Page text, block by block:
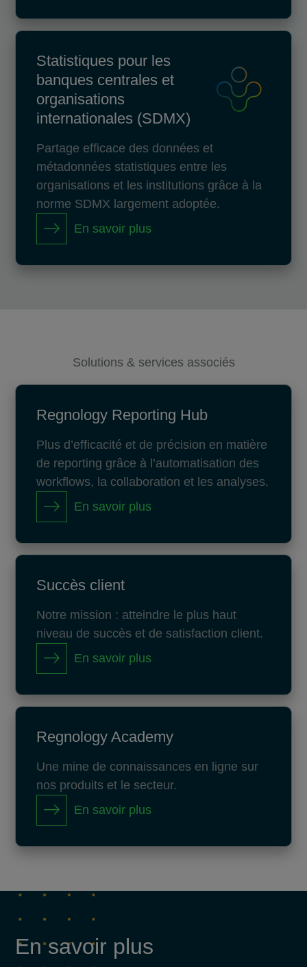
Statistiques pour les
banques centrales et
organisations
internationales (SDMX)
Partage efficace des données et
métadonnées statistiques entre les
organisations et les institutions grâce à la
norme SDMX largement adoptée.
En savoir plus
Solutions & services associés
Regnology Reporting Hub
Plus d’efficacité et de précision en matière
de reporting grâce à l’automatisation des
workflows, la collaboration et les analyses.
En savoir plus
Succès client
Notre mission : atteindre le plus haut
niveau de succès et de satisfaction client.
En savoir plus
Regnology Academy
Une mine de connaissances en ligne sur
nos produits et le secteur.
En savoir plus
En savoir plus